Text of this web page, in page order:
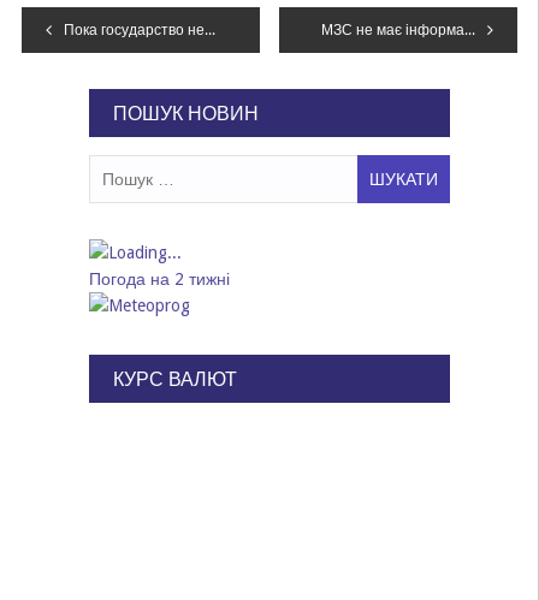
Навігація
Пока государство недофинансирует медицинскую отрасль, город подставляет больницам плечо МЗС не має інформації про українців, постраждалих від урагану в Іспанії
ПОШУК НОВИН
Погода на 2 тижні
КУРС ВАЛЮТ